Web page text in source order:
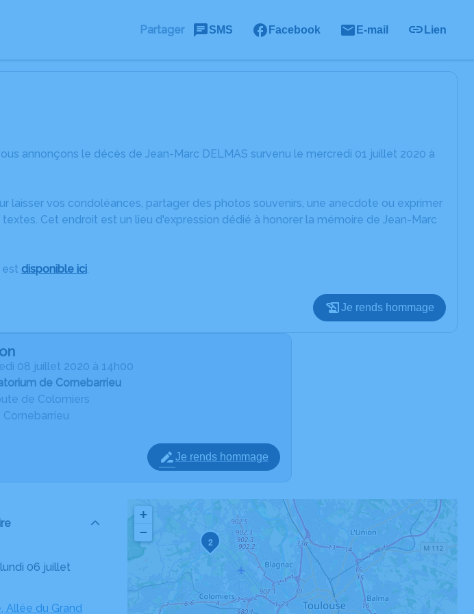
Partager SMS Facebook E-mail Lien
annonçons le décès de Jean-Marc DELMAS survenu le mercredi 01 juillet 2020 à
laisser vos condoléances, partager des photos souvenirs, une anecdote ou exprimer
Cet endroit est un lieu d'expression dédié à honorer la mémoire de Jean-Marc
est disponible ici.
Je rends hommage
08 juillet 2020 à 14h00
de Cornebarrieu
de Colomiers
Cornebarrieu
Je rends hommage
Allée du Grand
2
+
−